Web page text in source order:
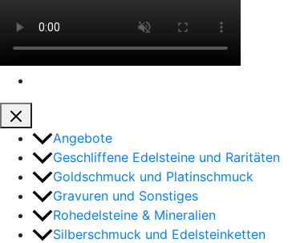
Angebote
Geschliffene Edelsteine und Raritäten
Goldschmuck und Platinschmuck
Gravuren und Sonstiges
Rohedelsteine & Mineralien
Silberschmuck und Edelsteinketten